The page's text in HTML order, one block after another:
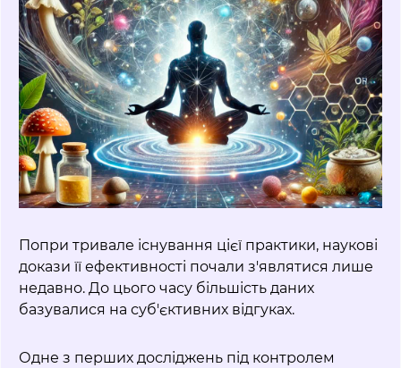
Попри тривале існування цієї практики, наукові
докази її ефективності почали з'являтися лише
недавно. До цього часу більшість даних
базувалися на суб'єктивних відгуках.
Одне з перших досліджень під контролем